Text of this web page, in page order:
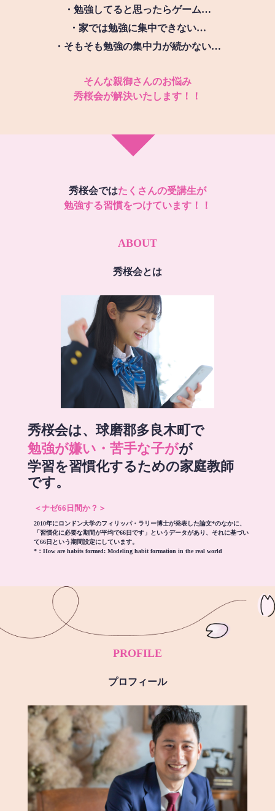
・勉強してると思ったらゲーム…
・家では勉強に集中できない…
・そもそも勉強の集中力が続かない…
そんな親御さんのお悩み
秀桜会が解決いたします！！
秀桜会ではたくさんの受講生が
勉強する習慣をつけています！！
ABOUT
秀桜会とは
秀桜会は、球磨郡多良木町で
勉強が嫌い・苦手な子がが
学習を習慣化するための家庭教師
です。
＜ナゼ66日間か？＞
2010年にロンドン大学のフィリッパ・ラリー博士が発表した論文*のなかに、
「習慣化に必要な期間が平均で66日です」というデータがあり、それに基づい
て66日という期間設定にしています。
*： How are habits formed: Modeling habit formation in the real world
PROFILE
プロフィール